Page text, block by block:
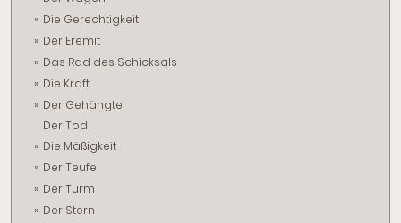
Die Gerechtigkeit
Der Eremit
Das Rad des Schicksals
Die Kraft
Der Gehängte
Der Tod
Die Mäßigkeit
Der Teufel
Der Turm
Der Stern